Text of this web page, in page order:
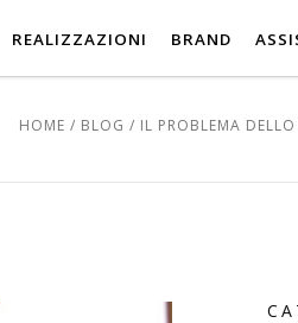
REALIZZAZIONI BRAND
HOME / BLOG / IL PROBLEMA